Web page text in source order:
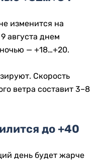
изменится на
августа днем
— +18…+20.
Скорость
ветра составит 3–8
до +40
день будет жарче